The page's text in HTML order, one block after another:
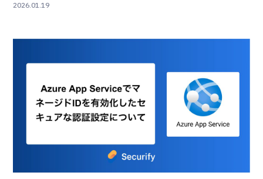
2026.01.19